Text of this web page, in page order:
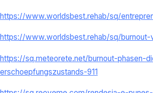
https://www.worldsbest.rehab/sq/
https://www.worldsbest.rehab/sq/burnout-
https://sq.meteorete.net/burnout-phasen-
erschoepfungszustands-911